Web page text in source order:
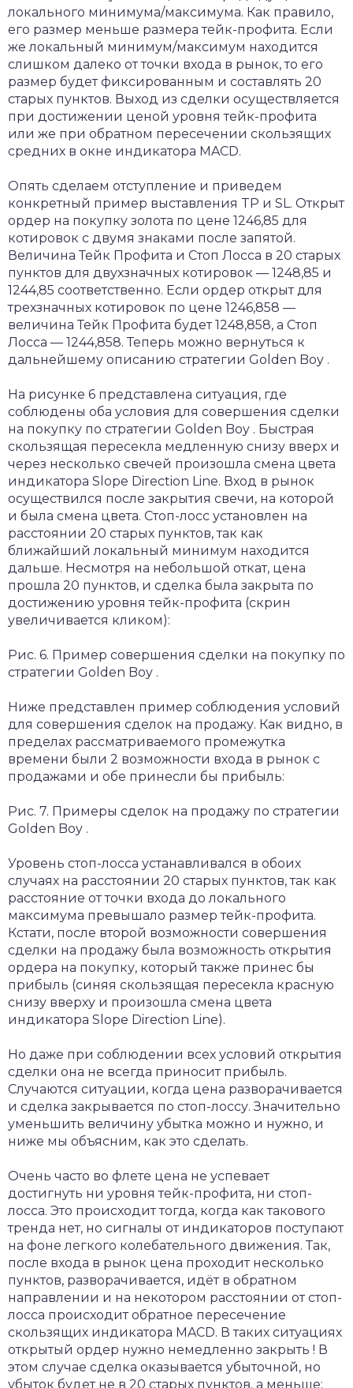
локального минимума/максимума. Как правило,
его размер меньше размера тейк-профита. Если
же локальный минимум/максимум находится
слишком далеко от точки входа в рынок, то его
размер будет фиксированным и составлять 20
старых пунктов. Выход из сделки осуществляется
при достижении ценой уровня тейк-профита
или же при обратном пересечении скользящих
средних в окне индикатора MACD.
Опять сделаем отступление и приведем
конкретный пример выставления TP и SL. Открыт
ордер на покупку золота по цене 1246,85 для
котировок с двумя знаками после запятой.
Величина Тейк Профита и Стоп Лосса в 20 старых
пунктов для двухзначных котировок — 1248,85 и
1244,85 соответственно. Если ордер открыт для
трехзначных котировок по цене 1246,858 —
величина Тейк Профита будет 1248,858, а Стоп
Лосса — 1244,858. Теперь можно вернуться к
дальнейшему описанию стратегии Golden Boy .
На рисунке 6 представлена ситуация, где
соблюдены оба условия для совершения сделки
на покупку по стратегии Golden Boy . Быстрая
скользящая пересекла медленную снизу вверх и
через несколько свечей произошла смена цвета
индикатора Slope Direction Line. Вход в рынок
осуществился после закрытия свечи, на которой
и была смена цвета. Стоп-лосс установлен на
расстоянии 20 старых пунктов, так как
ближайший локальный минимум находится
дальше. Несмотря на небольшой откат, цена
прошла 20 пунктов, и сделка была закрыта по
достижению уровня тейк-профита (скрин
увеличивается кликом):
Рис. 6. Пример совершения сделки на покупку по
стратегии Golden Boy .
Ниже представлен пример соблюдения условий
для совершения сделок на продажу. Как видно, в
пределах рассматриваемого промежутка
времени были 2 возможности входа в рынок с
продажами и обе принесли бы прибыль:
Рис. 7. Примеры сделок на продажу по стратегии
Golden Boy .
Уровень стоп-лосса устанавливался в обоих
случаях на расстоянии 20 старых пунктов, так как
расстояние от точки входа до локального
максимума превышало размер тейк-профита.
Кстати, после второй возможности совершения
сделки на продажу была возможность открытия
ордера на покупку, который также принес бы
прибыль (синяя скользящая пересекла красную
снизу вверху и произошла смена цвета
индикатора Slope Direction Line).
Но даже при соблюдении всех условий открытия
сделки она не всегда приносит прибыль.
Случаются ситуации, когда цена разворачивается
и сделка закрывается по стоп-лоссу. Значительно
уменьшить величину убытка можно и нужно, и
ниже мы объясним, как это сделать.
Очень часто во флете цена не успевает
достигнуть ни уровня тейк-профита, ни стоп-
лосса. Это происходит тогда, когда как такового
тренда нет, но сигналы от индикаторов поступают
на фоне легкого колебательного движения. Так,
после входа в рынок цена проходит несколько
пунктов, разворачивается, идёт в обратном
направлении и на некотором расстоянии от стоп-
лосса происходит обратное пересечение
скользящих индикатора MACD. В таких ситуациях
открытый ордер нужно немедленно закрыть ! В
этом случае сделка оказывается убыточной, но
убыток будет не в 20 старых пунктов, а меньше: